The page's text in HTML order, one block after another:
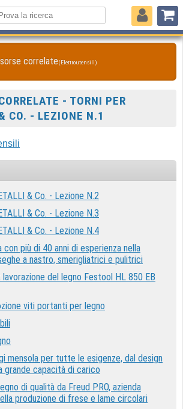
correlate(Elettroutensili)
- TORNI PER
CO. - LEZIONE N.1
& Co. - Lezione N.2
& Co. - Lezione N.3
& Co. - Lezione N.4
con più di 40 anni di esperienza nella
a nastro, smerigliatrici e pulitrici
del legno Festool HL 850 EB
viti portanti per legno
mensola per tutte le esigenze, dal design
grande capacità di carico
di qualità da Freud PRO, azienda
produzione di frese e lame circolari